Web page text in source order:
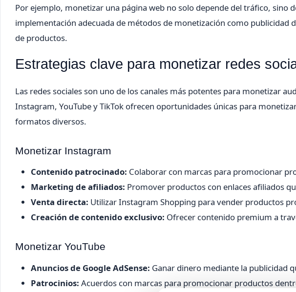
Por ejemplo, monetizar una página web no solo depende del tráfico, sino
implementación adecuada de métodos de monetización como publicidad
de productos.
Estrategias clave para monetizar redes
Las redes sociales son uno de los canales más potentes para monetizar
Instagram, YouTube y TikTok ofrecen oportunidades únicas para
formatos diversos.
Monetizar Instagram
Contenido patrocinado: Colaborar con marcas para promocionar
Marketing de afiliados: Promover productos con enlaces afiliados
Venta directa: Utilizar Instagram Shopping para vender productos
Creación de contenido exclusivo: Ofrecer contenido premium a
Monetizar YouTube
Anuncios de Google AdSense: Ganar dinero mediante la publicidad
Patrocinios: Acuerdos con marcas para promocionar productos